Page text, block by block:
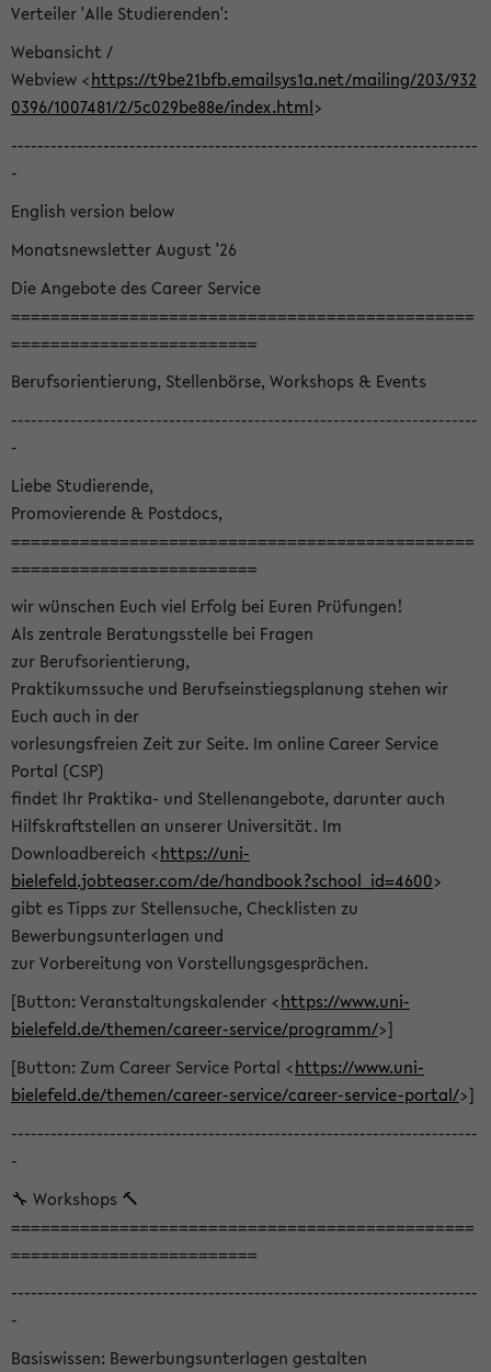
Verteiler 'Alle Studierenden':
Webansicht /
Webview <https://t9be21bfb.emailsys1a.net/mailing/203/932
0396/1007481/2/5c029be88e/index.html>
-----------------------------------------------------------------------
-
English version below
Monatsnewsletter August '26
Die Angebote des Career Service
===============================================
=========================
Berufsorientierung, Stellenbörse, Workshops & Events
-----------------------------------------------------------------------
-
Liebe Studierende,
Promovierende & Postdocs,
===============================================
=========================
wir wünschen Euch viel Erfolg bei Euren Prüfungen!
Als zentrale Beratungsstelle bei Fragen
zur Berufsorientierung,
Praktikumssuche und Berufseinstiegsplanung stehen wir
Euch auch in der
vorlesungsfreien Zeit zur Seite. Im online Career Service
Portal (CSP)
findet Ihr Praktika- und Stellenangebote, darunter auch
Hilfskraftstellen an unserer Universität. Im
Downloadbereich <https://uni-
bielefeld.jobteaser.com/de/handbook?school_id=4600>
gibt es Tipps zur Stellensuche, Checklisten zu
Bewerbungsunterlagen und
zur Vorbereitung von Vorstellungsgesprächen.
[Button: Veranstaltungskalender <https://www.uni-
bielefeld.de/themen/career-service/programm/>]
[Button: Zum Career Service Portal <https://www.uni-
bielefeld.de/themen/career-service/career-service-portal/>]
-----------------------------------------------------------------------
-
🔧 Workshops 🔨
===============================================
=========================
-----------------------------------------------------------------------
-
Basiswissen: Bewerbungsunterlagen gestalten